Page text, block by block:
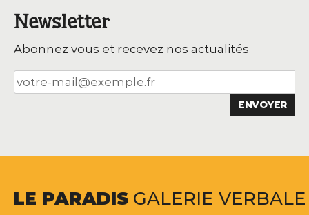
Newsletter
Abonnez vous et recevez nos actualités
LE PARADIS GALERIE VERBALE